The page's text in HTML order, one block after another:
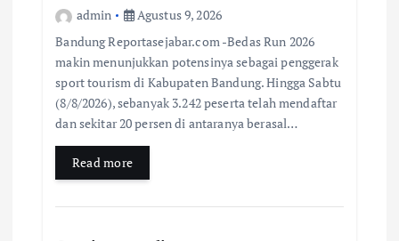
admin
Agustus 9, 2026
Bandung Reportasejabar.com -Bedas Run 2026
makin menunjukkan potensinya sebagai penggerak
sport tourism di Kabupaten Bandung. Hingga Sabtu
(8/8/2026), sebanyak 3.242 peserta telah mendaftar
dan sekitar 20 persen di antaranya berasal…
Read more